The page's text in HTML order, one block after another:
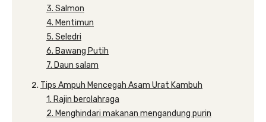
3. Salmon
4. Mentimun
5. Seledri
6. Bawang Putih
7. Daun salam
Tips Ampuh Mencegah Asam Urat Kambuh
1. Rajin berolahraga
2. Menghindari makanan mengandung purin